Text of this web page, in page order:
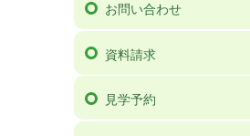
お問い合わせ
資料請求
見学予約